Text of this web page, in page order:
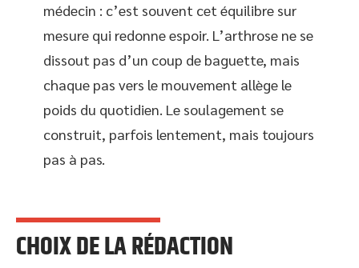
médecin : c’est souvent cet équilibre sur
mesure qui redonne espoir. L’arthrose ne se
dissout pas d’un coup de baguette, mais
chaque pas vers le mouvement allège le
poids du quotidien. Le soulagement se
construit, parfois lentement, mais toujours
pas à pas.
CHOIX DE LA RÉDACTION